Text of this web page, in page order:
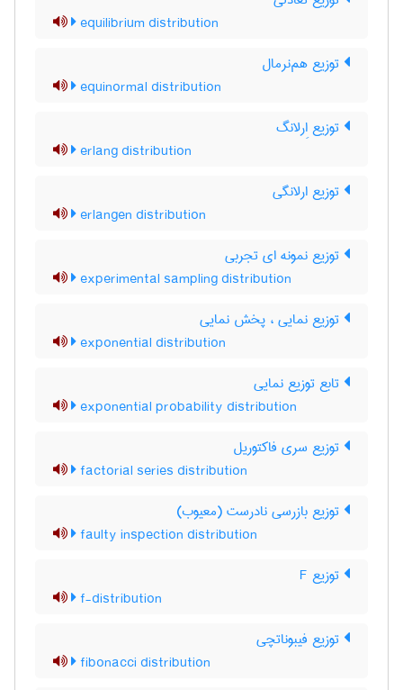
equilibrium distribution
توزیع هم‌نرمال
equinormal distribution
توزیع اِرلانگ
erlang distribution
توزیع ارلانگی
erlangen distribution
توزیع نمونه ای تجربی
experimental sampling distribution
توزیع نمایی ، پخش نمایی
exponential distribution
تابع توزیع نمایی
exponential probability distribution
توزیع سری فاکتوریل
factorial series distribution
توزیع بازرسی نادرست (معیوب)
faulty inspection distribution
توزیع F
f-distribution
توزیع فیبوناتچی
fibonacci distribution